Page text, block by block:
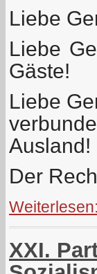
Liebe
Liebe
Gäste!
Liebe
Ausland!
Der
XXI.